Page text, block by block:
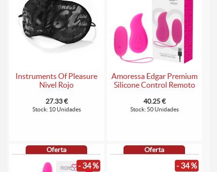
Instruments Of Pleasure
Nivel Rojo
27.33 €
Stock: 10 Unidades
Amoressa Edgar Premium
Silicone Control Remoto
40.25 €
Stock: 50 Unidades
Oferta
- 34 %
Oferta
- 34 %